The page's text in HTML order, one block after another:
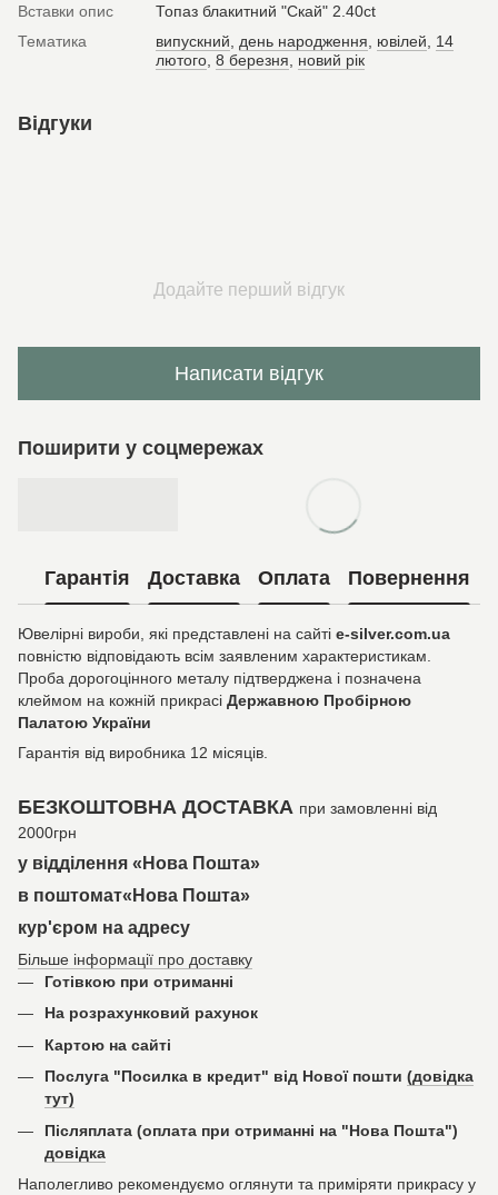
Вставки опис
Топаз блакитний "Скай" 2.40ct
Тематика
випускний день народження ювілей
14
лютого 8 березня новий рік
Відгуки
Додайте перший відгук
Написати відгук
Поширити у соцмережах
Гарантія Доставка Оплата Повернення
Ювелірні вироби, які представлені на сайті e-silver.com.ua
повністю відповідають всім заявленим характеристикам.
Проба дорогоцінного металу підтверджена і позначена
клеймом на кожній прикрасі Державною Пробірною
Палатою України
Гарантія від виробника 12 місяців.
БЕЗКОШТОВНА ДОСТАВКА при замовленні від
2000грн
у відділення «Нова Пошта»
в поштомат«Нова Пошта»
кур'єром на адресу
Більше інформації про доставку
Готівкою при отриманні
На розрахунковий рахунок
Картою на сайті
Послуга "Посилка в кредит" від Нової пошти (довідка
тут)
Післяплата (оплата при отриманні на "Нова Пошта")
довідка
Наполегливо рекомендуємо оглянути та приміряти прикрасу у